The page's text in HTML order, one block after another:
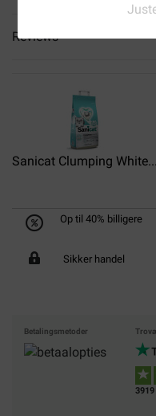
Reviews
Sanicat Clumping White...
Op til 40% billigere
Sikker handel
Betalingsmetoder
3919